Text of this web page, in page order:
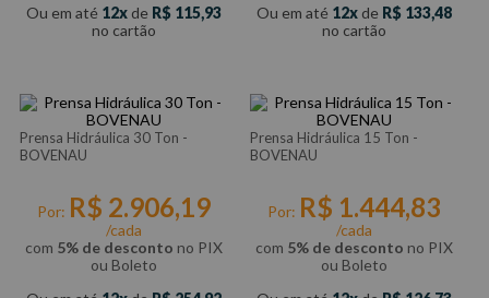
Ou em até 12 de R$ 115,93
no cartão
Ou em até 12 de R$ 133,48
no cartão
Prensa Hidráulica 30 Ton -
BOVENAU
Por: R$ 2.906,19
/cada
com 5% de desconto no PIX
ou Boleto
Prensa Hidráulica 15 Ton -
BOVENAU
Por: R$ 1.444,83
/cada
com 5% de desconto no PIX
ou Boleto